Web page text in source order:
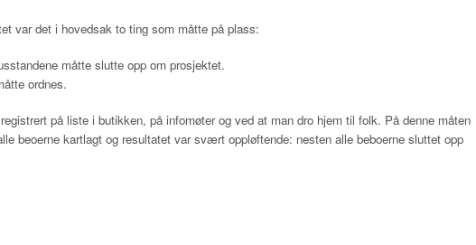
var det i hovedsak to ting som måtte på plass:
måtte slutte opp om prosjektet.
ordnes.
på liste i butikken, på infomøter og ved at man dro hjem til folk. På denne måten
beoerne kartlagt og resultatet var svært oppløftende: nesten alle beboerne sluttet opp